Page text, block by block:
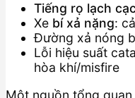
Tiếng rọ lạch
Xe bí xả nặng:
Đường xả nóng
Lỗi hiệu suất
hòa khí/misfire
Một nguồn tổng